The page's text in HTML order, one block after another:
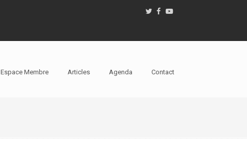
Espace Membre Articles Agenda Contact